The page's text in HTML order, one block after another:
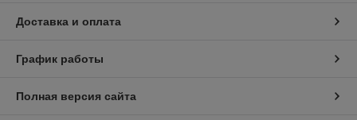
Доставка и оплата
График работы
Полная версия сайта